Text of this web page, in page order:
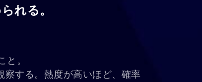
れる。
と。
察する。熱度が高いほど、確率